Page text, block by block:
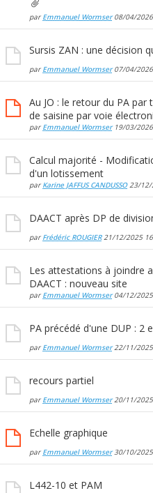
par Emmanuel Wormser08/04/2026
Sursis ZAN : une décision
par Emmanuel Wormser07/04/2026
Au JO : le retour du PA
de saisine par voie
par Emmanuel Wormser19/03/2026
Calcul majorité -
d'un lotissement
par Karine JAFFUS CANDUSSO23/12/
DAACT après DP de
par Frédéric ROUGIER21/12/2025
Les attestations à joindre
DAACT : nouveau site
par Emmanuel Wormser04/12/2025
PA précédé d'une DUP : 2
par Emmanuel Wormser22/11/2025
recours partiel
par Emmanuel Wormser20/11/2025
Echelle graphique
par Emmanuel Wormser30/10/2025
L442-10 et PAM